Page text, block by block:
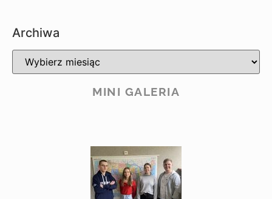
Archiwa
MINI GALERIA